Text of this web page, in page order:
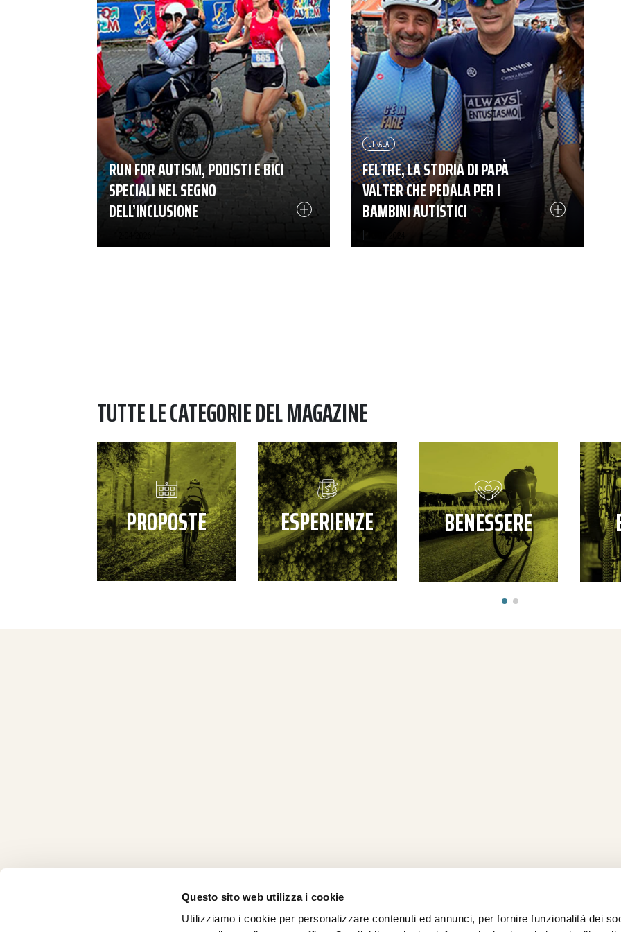
Questo sito web utilizza i cookie
Utilizziamo i cookie per personalizzare contenuti ed annunci, per fornire funzionalità dei
RUN FOR AUTISM, PODISTI E BICI
SPECIALI NEL SEGNO
DELL’INCLUSIONE
FELTRE, LA STORIA DI PAPÀ
VALTER CHE PEDALA PER I
BAMBINI AUTISTICI
STRADA
TUTTE LE CATEGORIE DEL MAGAZINE
PROPOSTE ESPERIENZE BENESSERE